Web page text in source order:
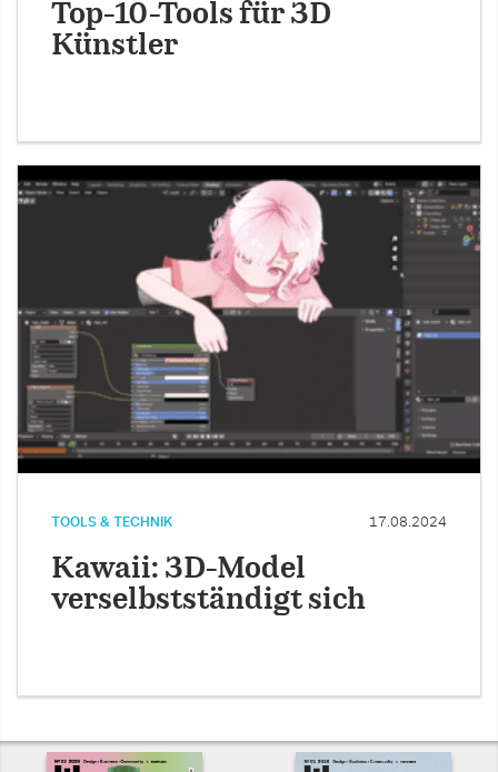
Top-10-Tools für 3D
Künstler
TOOLS & TECHNIK 17.08.2024
Kawaii: 3D-Model
verselbstständigt sich